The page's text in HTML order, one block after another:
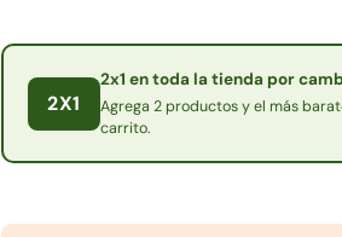
2X1
2x1 en toda la tienda por
Agrega 2 productos y el más
carrito.